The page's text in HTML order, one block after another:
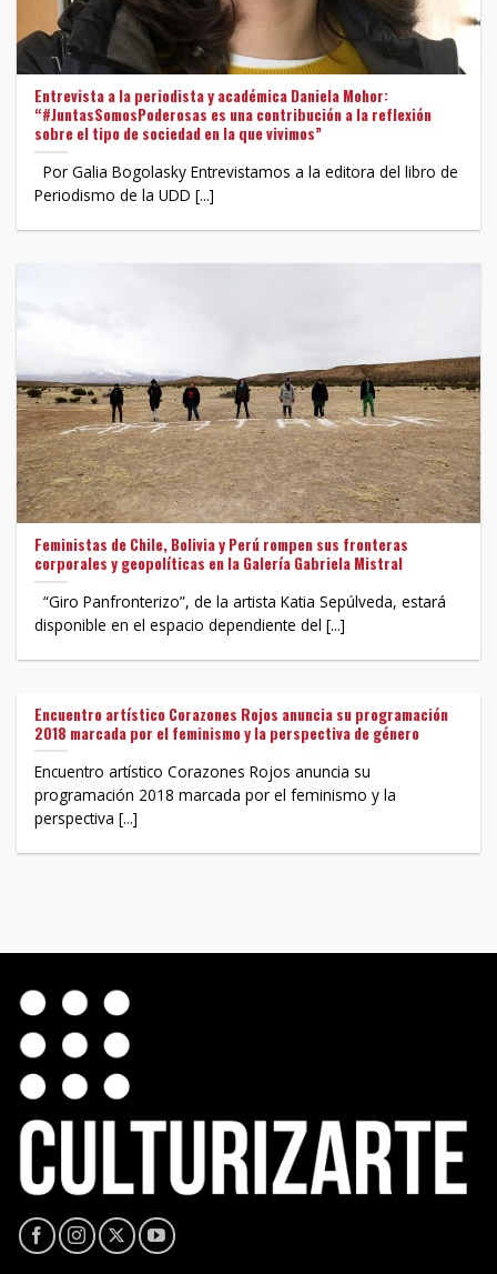
Entrevista a la periodista y académica Daniela Mohor:
“#JuntasSomosPoderosas es una contribución a la reflexión
sobre el tipo de sociedad en la que vivimos”
Por Galia Bogolasky Entrevistamos a la editora del libro de
Periodismo de la UDD [...]
Feministas de Chile, Bolivia y Perú rompen sus fronteras
corporales y geopolíticas en la Galería Gabriela Mistral
“Giro Panfronterizo”, de la artista Katia Sepúlveda, estará
disponible en el espacio dependiente del [...]
Encuentro artístico Corazones Rojos anuncia su programación
2018 marcada por el feminismo y la perspectiva de género
Encuentro artístico Corazones Rojos anuncia su
programación 2018 marcada por el feminismo y la
perspectiva [...]